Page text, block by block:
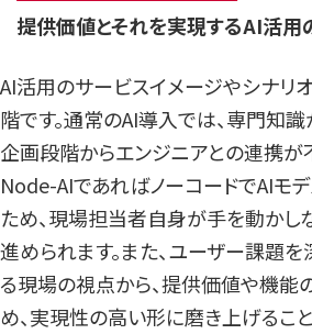
提供価値とそれを実現するAI活用
AI活用のサービスイメージやシナリ
階です。通常のAI導入では、専門知
企画段階からエンジニアとの連携が
Node-AIであればノーコードでAIモ
ため、現場担当者自身が手を動かし
進められます。また、ユーザー課題
る現場の視点から、提供価値や機能
め、実現性の高い形に磨き上げるこ